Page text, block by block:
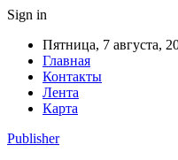
Sign in
Пятница, 7 августа,
Главная
Контакты
Лента
Карта
Publisher